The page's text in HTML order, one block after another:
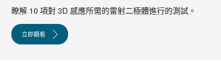
瞭解 10 項對 3D 感應所需的雷射二極體進行的測試。
立即觀看